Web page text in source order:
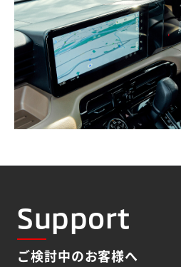
Support
ご検討中のお客様へ